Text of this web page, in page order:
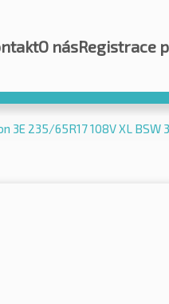
O násRegistrace
3E 235/65R17 108V XL BSW